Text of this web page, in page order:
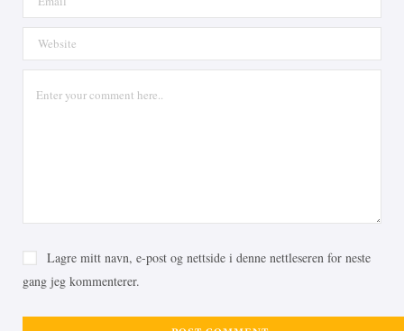
Lagre mitt navn, e-post og nettside i denne nettleseren for neste
gang jeg kommenterer.